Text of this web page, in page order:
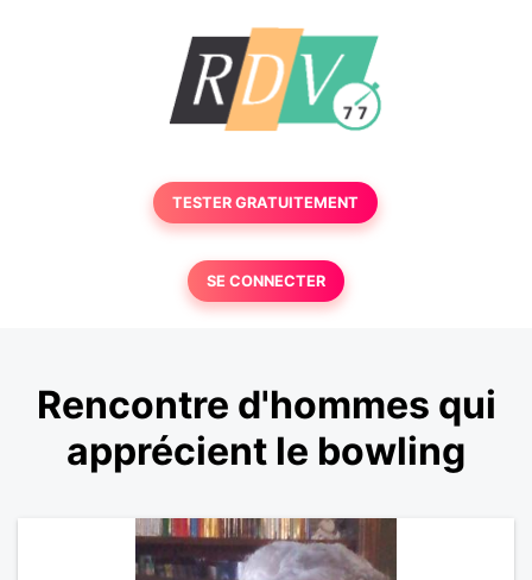
TESTER GRATUITEMENT
SE CONNECTER
Rencontre d'hommes qui
apprécient le bowling